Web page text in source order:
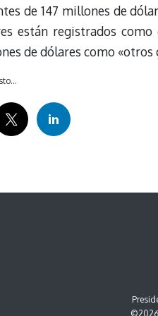
de 147 millones de
están registrados
de dólares como
©2026